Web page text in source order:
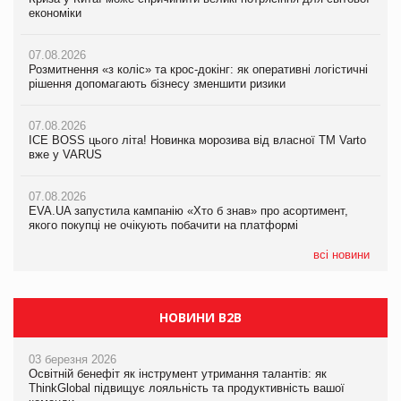
економіки
07.08.2026
Розмитнення «з коліс» та крос-докінг: як оперативні логістичні
рішення допомагають бізнесу зменшити ризики
07.08.2026
ICE BOSS цього літа! Новинка морозива від власної ТМ Varto
вже у VARUS
07.08.2026
EVA.UA запустила кампанію «Хто б знав» про асортимент,
якого покупці не очікують побачити на платформі
всі новини
ICE BOSS цього літа! Новинка морозива від власної ТМ Varto
07.08.2026
EVA.UA запустила кампанію «Хто б знав» про асортимент,
06.08.2026
Смачна новинка для хвостатих: у VARUS з’явилися паучі
05.08.2026
Мережа супермаркетів VARUS купує мережу магазинів
економіки
07.08.2026
Kraft Heinz скоротила збиток у першому півріччі
Продажі Hugo Boss впали на 9%
НОВИНИ B2B
03 березня 2026
Освітній бенефіт як інструмент утримання талантів: як
ThinkGlobal підвищує лояльність та продуктивність вашої